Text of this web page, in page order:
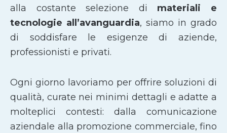
alla costante selezione di materiali e
tecnologie all’avanguardia, siamo in grado
di soddisfare le esigenze di aziende,
professionisti e privati.
Ogni giorno lavoriamo per offrire soluzioni di
qualità, curate nei minimi dettagli e adatte a
molteplici contesti: dalla comunicazione
aziendale alla promozione commerciale, fino